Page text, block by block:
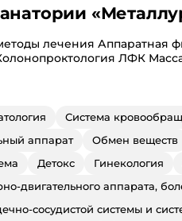
«
лечения Аппаратная
ЛФК
Система
аппарат
Обмен веществ
Детокс Гинекология
двигательного аппарата,
сосудистой системы и